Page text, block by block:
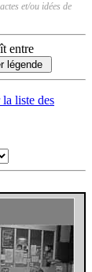
et/ou idées de
entre
liste des